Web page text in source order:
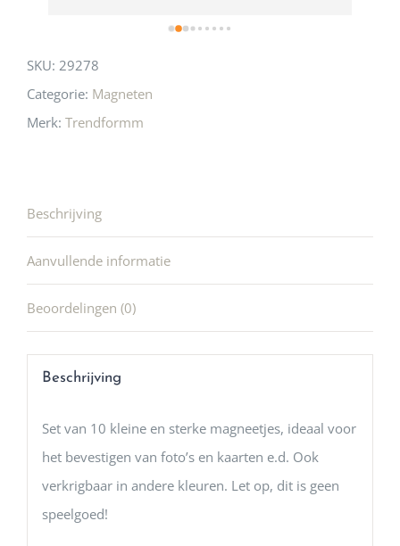
SKU: 29278
Categorie: Magneten
Merk: Trendformm
Beschrijving
Aanvullende informatie
Beoordelingen (0)
Beschrijving
Set van 10 kleine en sterke magneetjes, ideaal voor
het bevestigen van foto’s en kaarten e.d. Ook
verkrigbaar in andere kleuren. Let op, dit is geen
speelgoed!